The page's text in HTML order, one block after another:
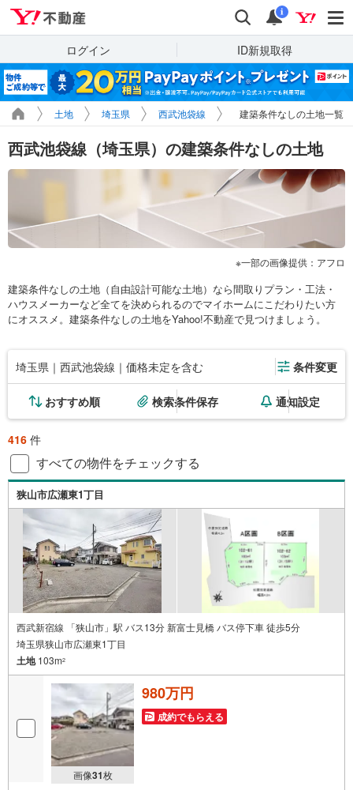
検索 通知
i
ログイン ID新規取得
土地 埼玉県 西武池袋線 建築条件なしの土地一覧
西武池袋線（埼玉県）の建築条件なしの土地
一部の画像提供：アフロ
建築条件なしの土地（自由設計可能な土地）なら間取りプラン・工法・
ハウスメーカーなど全てを決められるのでマイホームにこだわりたい方
にオススメ。建築条件なしの土地をYahoo!不動産で見つけましょう。
埼玉県｜西武池袋線｜価格未定を含む 条件変更
おすすめ順 検索条件保存 通知設定
416 件
すべての物件をチェックする
狭山市広瀬東1丁目
西武新宿線 「狭山市」駅 バス13分 新富士見橋 バス停下車 徒歩5分
埼玉県狭山市広瀬東1丁目
土地103m2
画像31枚
980万円
成約でもらえる